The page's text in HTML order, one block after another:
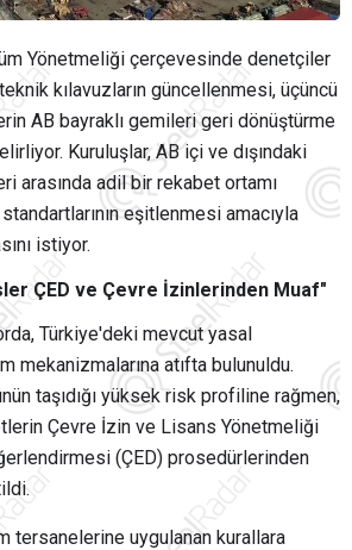
Yönetmeliği çerçevesinde denetçiler
kılavuzların güncellenmesi, üçüncü
AB bayraklı gemileri geri dönüştürme
Kuruluşlar, AB içi ve dışındaki
arasında adil bir rekabet ortamı
eşitlenmesi amacıyla
istiyor.
ÇED ve Çevre İzinlerinden Muaf"
Türkiye'deki mevcut yasal
mekanizmalarına atıfta bulunuldu.
taşıdığı yüksek risk profiline rağmen,
Çevre İzin ve Lisans Yönetmeliği
(ÇED) prosedürlerinden
tersanelerine uygulanan kurallara